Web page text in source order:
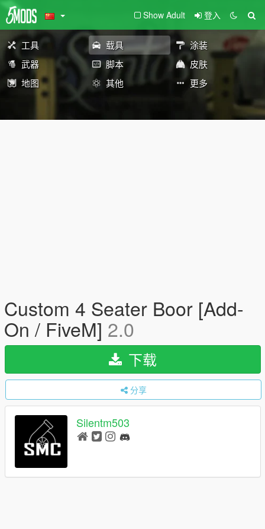
Show Adult 登入
工具 载具
涂装
武器
脚本
皮肤
地图
其他 更多
Custom 4 Seater Boor [Add-
On / FiveM] 2.0
下载
分享
Silentm503